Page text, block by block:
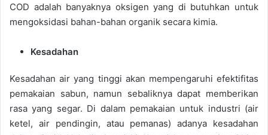
COD adalah banyaknya oksigen yang di butuhkan untuk
mengoksidasi bahan-bahan organik secara kimia.
Kesadahan
Kesadahan air yang tinggi akan mempengaruhi efektifitas
pemakaian sabun, namun sebaliknya dapat memberikan
rasa yang segar. Di dalam pemakaian untuk industri (air
ketel, air pendingin, atau pemanas) adanya kesadahan